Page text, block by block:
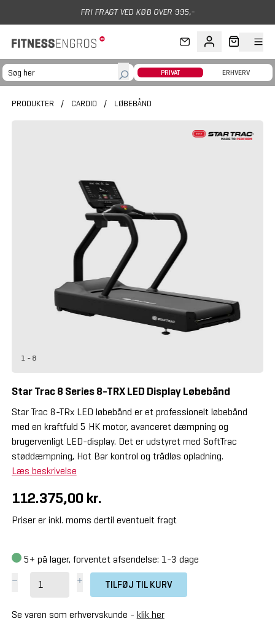
FRI FRAGT VED KØB OVER 995,-
PRIVAT ERHVERV
PRODUKTER / CARDIO / LØBEBÅND
1 - 8
Star Trac 8 Series 8-TRX LED Display Løbebånd
Star Trac 8-TRx LED løbebånd er et professionelt løbebånd
med en kraftfuld 5 HK motor, avanceret dæmpning og
brugervenligt LED-display. Det er udstyret med SoftTrac
støddæmpning, Hot Bar kontrol og trådløs opladning.
Læs beskrivelse
112.375,00 kr.
Priser er inkl. moms dertil eventuelt fragt
5+ på lager, forventet afsendelse: 1-3 dage
TILFØJ TIL KURV
Se varen som erhvervskunde - klik her